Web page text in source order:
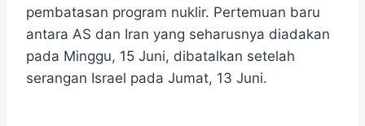
pembatasan program nuklir. Pertemuan baru
antara AS dan Iran yang seharusnya diadakan
pada Minggu, 15 Juni, dibatalkan setelah
serangan Israel pada Jumat, 13 Juni.